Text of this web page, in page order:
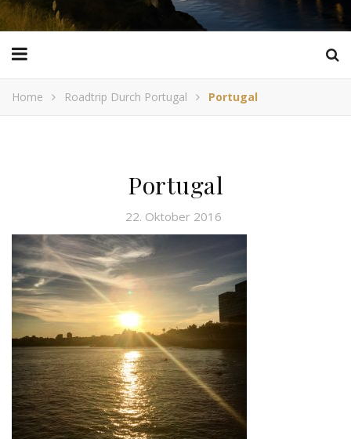
Home Roadtrip Durch Portugal Portugal
Portugal
22. Oktober 2016